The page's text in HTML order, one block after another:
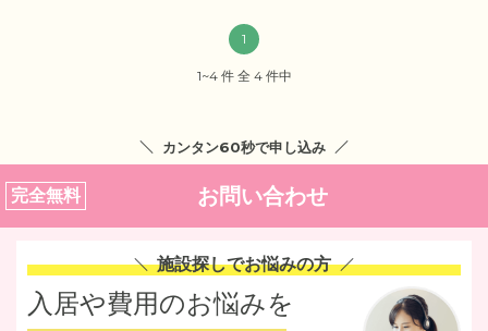
1
1~4 件 全 4 件中
カンタン60秒で申し込み
完全無料 お問い合わせ
施設探しでお悩みの方
入居や費用のお悩みを